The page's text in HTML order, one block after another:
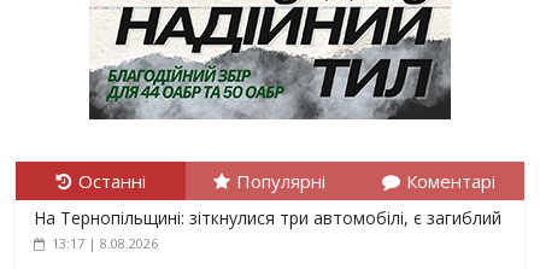
Останні Популярні Коментарі
На Тернопільщині: зіткнулися три автомобілі, є загиблий
13:17 | 8.08.2026